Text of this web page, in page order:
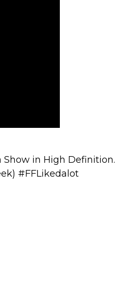
Show in High Definition.
#FFLikedalot